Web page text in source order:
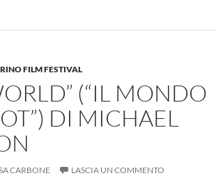
FILM FESTIVAL
(“IL MONDO
DI MICHAEL
CARBONE LASCIA UN COMMENTO